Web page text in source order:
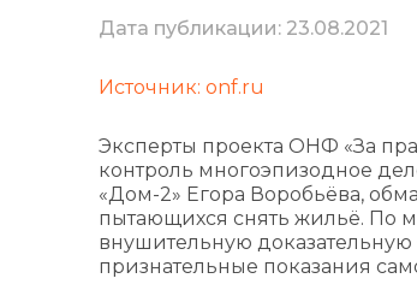
Дата публикации: 23.08.2021
Источник: onf.ru
Эксперты проекта ОНФ «За
контроль многоэпизодное
«Дом-2» Егора Воробьёва,
пытающихся снять жильё. По
внушительную
признательные показания